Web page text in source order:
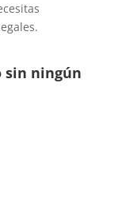
sin ningún